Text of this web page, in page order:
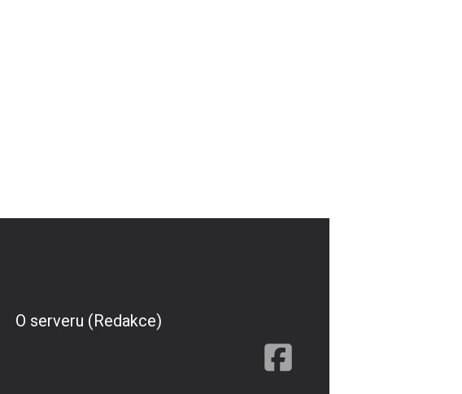
O serveru (Redakce)